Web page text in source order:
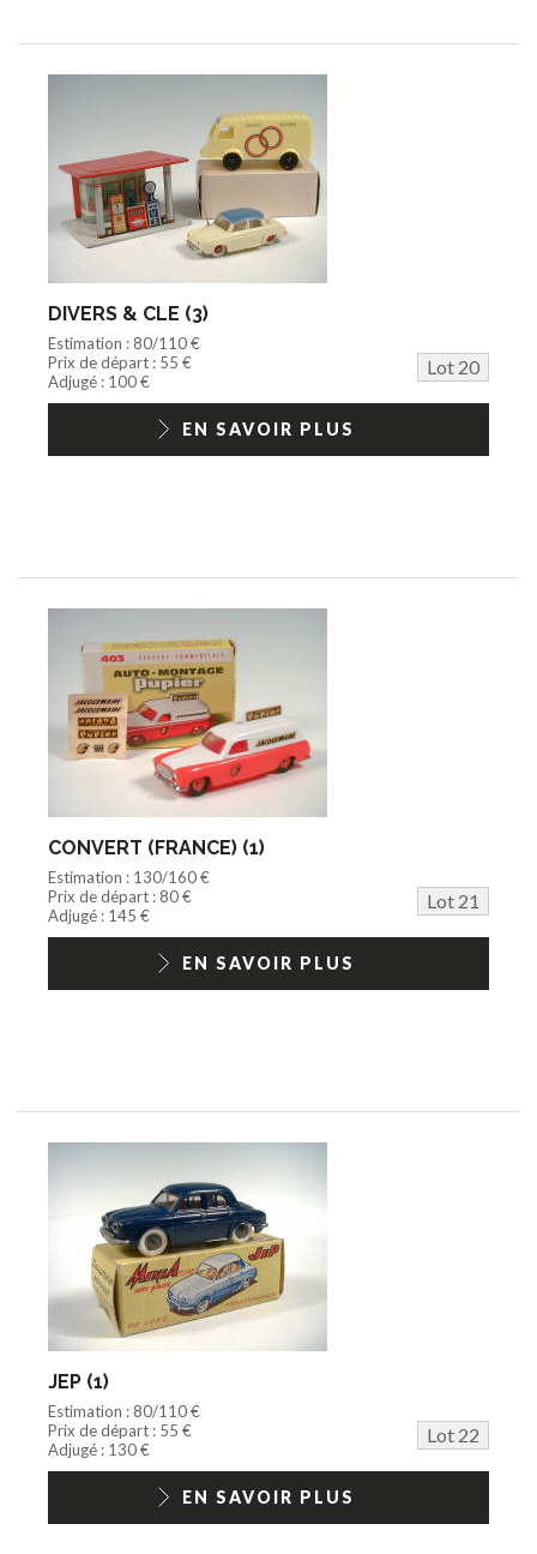
DIVERS & CLE (3)
Estimation : 80/110 €
Prix de départ : 55 €
Lot 20
Adjugé : 100 €
EN SAVOIR PLUS
CONVERT (FRANCE) (1)
Estimation : 130/160 €
Prix de départ : 80 €
Lot 21
Adjugé : 145 €
EN SAVOIR PLUS
JEP (1)
Estimation : 80/110 €
Prix de départ : 55 €
Lot 22
Adjugé : 130 €
EN SAVOIR PLUS